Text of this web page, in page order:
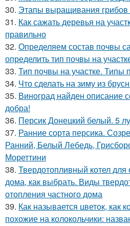
30. Этапы выращивания
31. Как сажать деревья на
правильно
32. Определяем состав почвы
определить тип почвы на
33. Тип почвы на участке. Типы
34. Что сделать на зиму из
35. Виноград найден описание
добра!
36. Персик Донецкий белый. 5
37. Ранние сорта персика.
Ранний, Белый Лебедь,
Мореттини
38. Твердотопливный котел для
дома, как выбрать. Виды
отопления частного дома
39. Как называется цветок, как
похожие на колокольчики: